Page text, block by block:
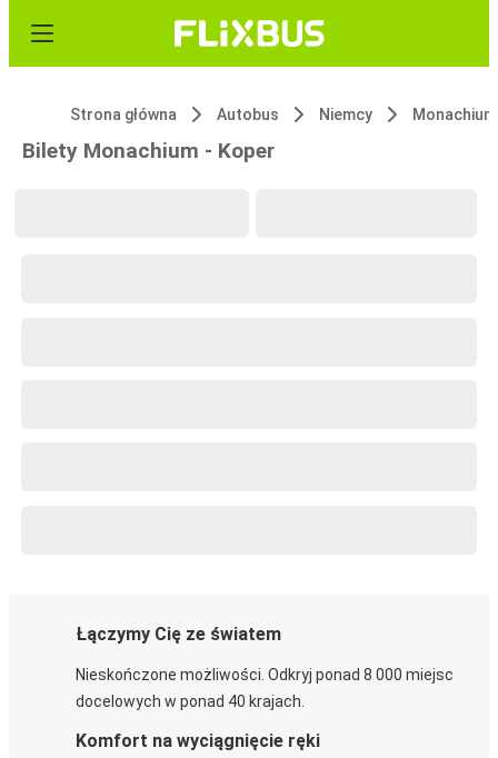
Strona główna Autobus Niemcy Monachium
Bilety Monachium - Koper
Łączymy Cię ze światem
Nieskończone możliwości. Odkryj ponad 8 000 miejsc
docelowych w ponad 40 krajach.
Komfort na wyciągnięcie ręki